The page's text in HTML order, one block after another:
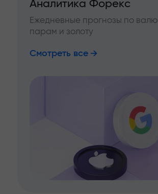
Аналитика Форекс
Ежедневные прогнозы по
парам и золоту
Смотреть все